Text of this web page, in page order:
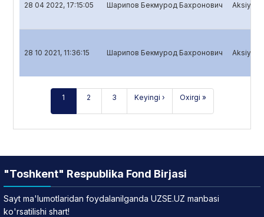
28 04 2022, 17:15:05 Шарипов Бекмурод Бахронович
28 10 2021, 11:36:15 Шарипов Бекмурод Бахронович
1 2 3 Keyingi › Oxirgi »
"Toshkent" Respublika Fond Birjasi
Sayt ma'lumotlaridan foydalanilganda UZSE.UZ manbasi
ko'rsatilishi shart!